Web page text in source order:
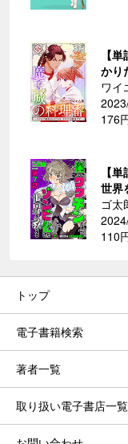
【
かり
ワイ
176
【
世
ゴ太
110
トップ
電子書籍検索
著者一覧
取り扱い電子書店一覧